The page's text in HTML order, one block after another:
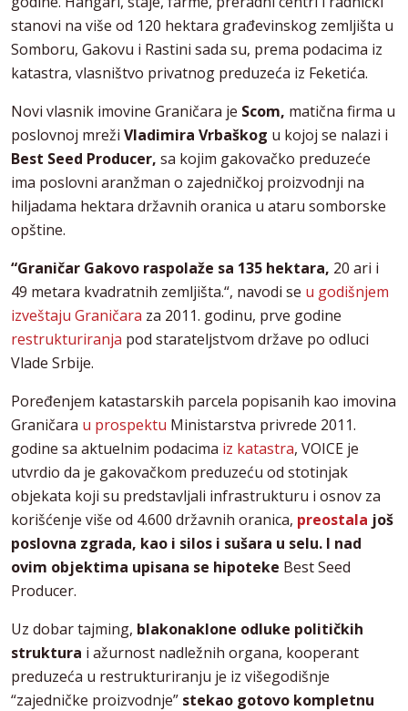
stanovi na više od 120 hektara građevinskog zemljišta u
Somboru, Gakovu i Rastini sada su, prema podacima iz
katastra, vlasništvo privatnog preduzeća iz Feketića.
Novi vlasnik imovine Graničara je Scom, matična firma u
poslovnoj mreži Vladimira Vrbaškog u kojoj se nalazi i
Best Seed Producer, sa kojim gakovačko preduzeće
ima poslovni aranžman o zajedničkoj proizvodnji na
hiljadama hektara državnih oranica u ataru somborske
opštine.
“Graničar Gakovo raspolaže sa 135 hektara, 20 ari i
49 metara kvadratnih zemljišta.“, navodi se u godišnjem
izveštaju Graničara za 2011. godinu, prve godine
restrukturiranja pod starateljstvom države po odluci
Vlade Srbije.
Poređenjem katastarskih parcela popisanih kao imovina
Graničara u prospektu Ministarstva privrede 2011.
godine sa aktuelnim podacima iz katastra, VOICE je
utvrdio da je gakovačkom preduzeću od stotinjak
objekata koji su predstavljali infrastrukturu i osnov za
korišćenje više od 4.600 državnih oranica, preostala još
poslovna zgrada, kao i silos i sušara u selu. I nad
ovim objektima upisana se hipoteke Best Seed
Producer.
Uz dobar tajming, blakonaklone odluke političkih
struktura i ažurnost nadležnih organa, kooperant
preduzeća u restrukturiranju je iz višegodišnje
“zajedničke proizvodnje” stekao gotovo kompletnu